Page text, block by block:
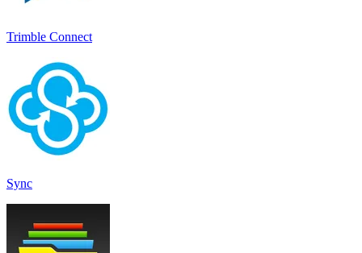
Trimble Connect
Sync